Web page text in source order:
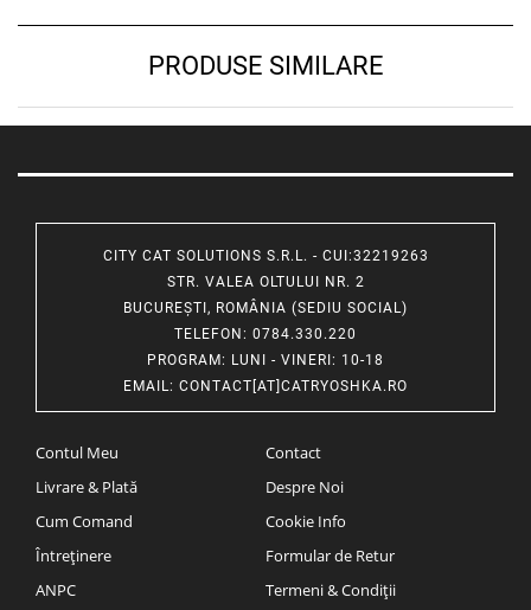
PRODUSE SIMILARE
CITY CAT SOLUTIONS S.R.L. - CUI:32219263
STR. VALEA OLTULUI NR. 2
BUCUREȘTI, ROMÂNIA (SEDIU SOCIAL)
TELEFON : 0784.330.220
PROGRAM: LUNI - VINERI: 10-18
EMAIL : CONTACT[AT]CATRYOSHKA.RO
Contul Meu
Livrare & Plată
Cum Comand
Întreținere
ANPC
Contact
Despre Noi
Cookie Info
Formular de Retur
Termeni & Condiții